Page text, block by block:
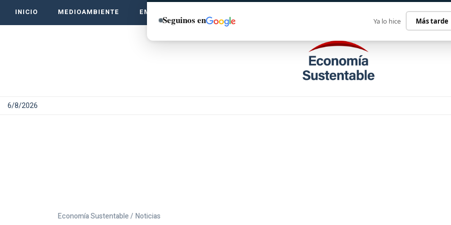
INICIO MEDIOAMBIENTE EMPRENDE VERDE
6/8/2026
Economía Sustentable / Noticias
Seguinos en Ya lo hice Más tarde